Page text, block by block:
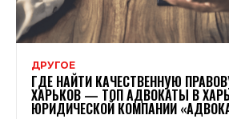
ДРУГОЕ
ГДЕ НАЙТИ КАЧЕСТВЕННУЮ
ХАРЬКОВ — ТОП АДВОКАТЫ В
ЮРИДИЧЕСКОЙ КОМПАНИИ